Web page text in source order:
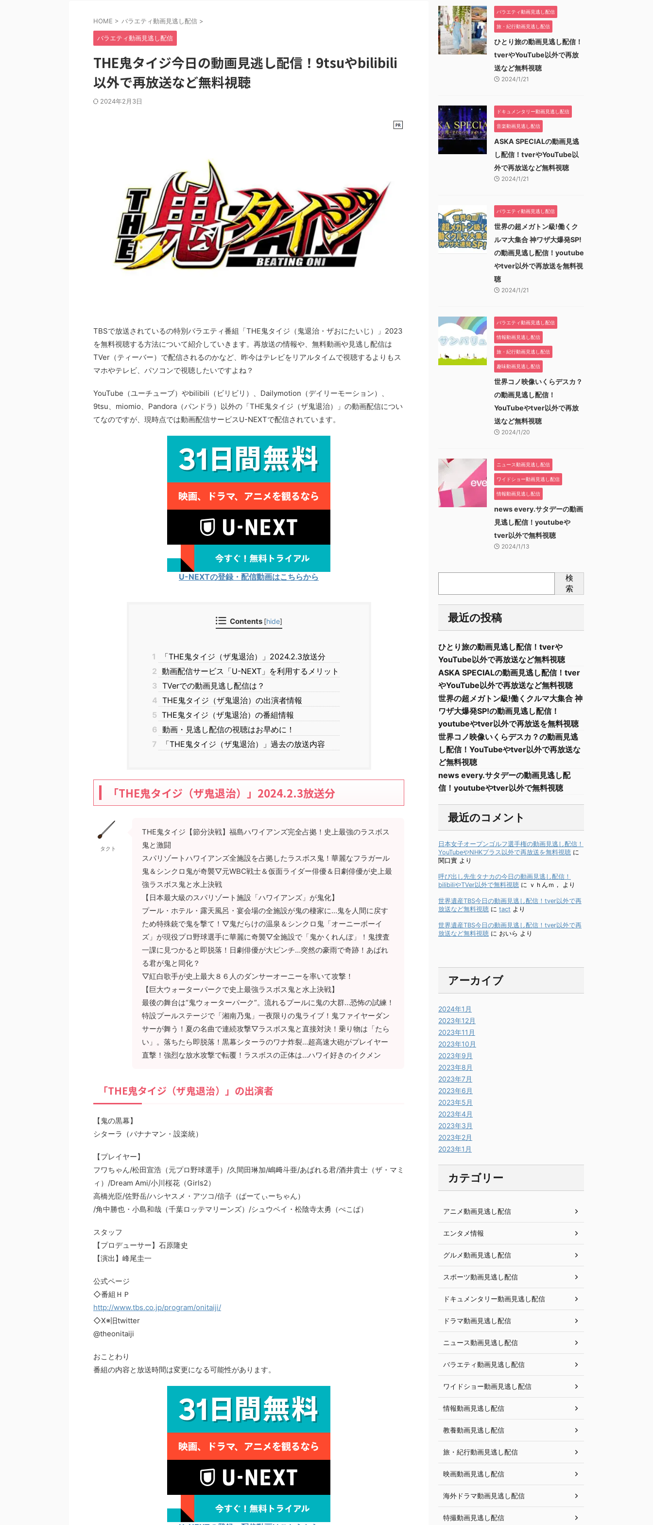
HOME > バラエティ動画見逃し配信 >
バラエティ動画見逃し配信
THE鬼タイジ今日の動画見逃し配信！9tsuやbilibili
以外で再放送など無料視聴
2024年2月3日
TBSで放送されているの特別バラエティ番組「THE鬼タイジ（鬼退治・ザおにたいじ）」2023
を無料視聴する方法について紹介していきます。再放送の情報や、無料動画や見逃し配信は
TVer（ティーバー）で配信されるのかなど、昨今はテレビをリアルタイムで視聴するよりもス
マホやテレビ、パソコンで視聴したいですよね？
YouTube（ユーチューブ）やbilibili（ビリビリ）、Dailymotion（デイリーモーション）、
9tsu、miomio、Pandora（パンドラ）以外の「THE鬼タイジ（ザ鬼退治）」の動画配信につい
てなのですが、現時点では動画配信サービスU-NEXTで配信されています。
U-NEXTの登録・配信動画はこちらから
Contents [hide]
1
「THE鬼タイジ（ザ鬼退治）」2024.2.3放送分
2 動画配信サービス「U-NEXT」を利用するメリット
3 TVerでの動画見逃し配信は？
4 THE鬼タイジ（ザ鬼退治）の出演者情報
5 THE鬼タイジ（ザ鬼退治）の番組情報
6 動画・見逃し配信の視聴はお早めに！
7
「THE鬼タイジ（ザ鬼退治）」過去の放送内容
「THE鬼タイジ（ザ鬼退治）」2024.2.3放送分
タクト
THE鬼タイジ【節分決戦】福島ハワイアンズ完全占拠！史上最強のラスボス
鬼と激闘
スパリゾートハワイアンズ全施設を占拠したラスボス鬼！華麗なフラガール
鬼＆シンクロ鬼が奇襲▽元WBC戦士＆仮面ライダー俳優＆日劇俳優が史上最
強ラスボス鬼と水上決戦
【日本最大級のスパリゾート施設「ハワイアンズ」が鬼化】
プール・ホテル・露天風呂・宴会場の全施設が鬼の棲家に…鬼を人間に戻す
ため特殊銃で鬼を撃て！▽鬼だらけの温泉＆シンクロ鬼「オーニーボーイ
ズ」が現役プロ野球選手に華麗に奇襲▽全施設で「鬼かくれんぼ」！鬼捜査
一課に見つかると即脱落！日劇俳優が大ピンチ…突然の豪雨で奇跡！あばれ
る君が鬼と同化？
▽紅白歌手が史上最大８６人のダンサーオーニーを率いて攻撃！
【巨大ウォーターパークで史上最強ラスボス鬼と水上決戦】
最後の舞台は“鬼ウォーターパーク”。流れるプールに鬼の大群…恐怖の試練！
特設プールステージで「湘南乃鬼」一夜限りの鬼ライブ！鬼ファイヤーダン
サーが舞う！夏の名曲で連続攻撃▽ラスボス鬼と直接対決！乗り物は「たら
い」。落ちたら即脱落！黒幕シターラのワナ炸裂…超高速大砲がプレイヤー
直撃！強烈な放水攻撃で転覆！ラスボスの正体は…ハワイ好きのイクメン
「THE鬼タイジ（ザ鬼退治）」の出演者
【鬼の黒幕】
シターラ（バナナマン・設楽統）
【プレイヤー】
フワちゃん/松田宣浩（元プロ野球選手）/久間田琳加/嶋﨑斗亜/あばれる君/酒井貴士（ザ・マミ
ィ）/Dream Ami/小川桜花（Girls2）
高橋光臣/佐野岳/ハシヤスメ・アツコ/信子（ぱーてぃーちゃん）
/角中勝也・小島和哉（千葉ロッテマリーンズ）/シュウペイ・松陰寺太勇（ぺこぱ）
スタッフ
【プロデューサー】石原隆史
【演出】峰尾圭一
公式ページ
◇番組ＨＰ
http://www.tbs.co.jp/program/onitaiji/
◇X※旧twitter
@theonitaiji
おことわり
番組の内容と放送時間は変更になる可能性があります。
バラエティ動画見逃し配信
旅・紀行動画見逃し配信
ひとり旅の動画見逃し配信！
tverやYouTube以外で再放
送など無料視聴
2024/1/21
ドキュメンタリー動画見逃し配信
音楽動画見逃し配信
ASKA SPECIALの動画見逃
し配信！tverやYouTube以
外で再放送など無料視聴
2024/1/21
バラエティ動画見逃し配信
世界の超メガトン級!働くク
ルマ大集合 神ワザ大爆発SP!
の動画見逃し配信！youtube
やtver以外で再放送を無料視
聴
2024/1/21
バラエティ動画見逃し配信
情報動画見逃し配信
旅・紀行動画見逃し配信
趣味動画見逃し配信
世界コノ映像いくらデスカ？
の動画見逃し配信！
YouTubeやtver以外で再放
送など無料視聴
2024/1/20
ニュース動画見逃し配信
ワイドショー動画見逃し配信
情報動画見逃し配信
news every.サタデーの動画
見逃し配信！youtubeや
tver以外で無料視聴
2024/1/13
検
索
最近の投稿
ひとり旅の動画見逃し配信！tverや
YouTube以外で再放送など無料視聴
ASKA SPECIALの動画見逃し配信！tver
やYouTube以外で再放送など無料視聴
世界の超メガトン級!働くクルマ大集合 神
ワザ大爆発SP!の動画見逃し配信！
youtubeやtver以外で再放送を無料視聴
世界コノ映像いくらデスカ？の動画見逃
し配信！YouTubeやtver以外で再放送な
ど無料視聴
news every.サタデーの動画見逃し配
信！youtubeやtver以外で無料視聴
最近のコメント
日本女子オープンゴルフ選手権の動画見逃し配信！
YouTubeやNHKプラス以外で再放送を無料視聴 に
関口實 より
呼び出し先生タナカの今日の動画見逃し配信！
bilibiliやTVer以外で無料視聴 に ｖｈんｍ， より
世界遺産TBS今日の動画見逃し配信！tver以外で再
放送など無料視聴 に tact より
世界遺産TBS今日の動画見逃し配信！tver以外で再
放送など無料視聴 に おいら より
アーカイブ
2024年1月
2023年12月
2023年11月
2023年10月
2023年9月
2023年8月
2023年7月
2023年6月
2023年5月
2023年4月
2023年3月
2023年2月
2023年1月
カテゴリー
アニメ動画見逃し配信
エンタメ情報
グルメ動画見逃し配信
スポーツ動画見逃し配信
ドキュメンタリー動画見逃し配信
ドラマ動画見逃し配信
ニュース動画見逃し配信
バラエティ動画見逃し配信
ワイドショー動画見逃し配信
情報動画見逃し配信
教養動画見逃し配信
旅・紀行動画見逃し配信
映画動画見逃し配信
海外ドラマ動画見逃し配信
特撮動画見逃し配信